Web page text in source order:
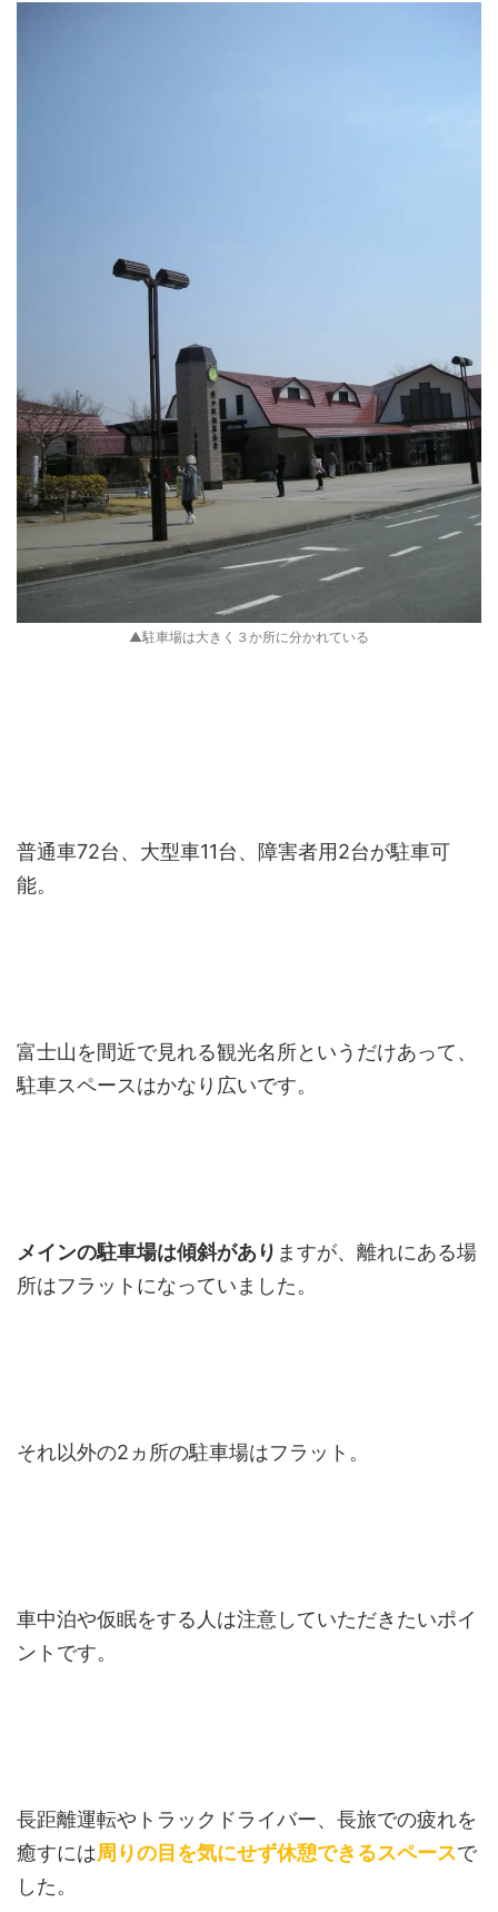
▲駐車場は大きく３か所に分かれている
普通車72台、大型車11台、障害者用2台が駐車可
能。
富士山を間近で見れる観光名所というだけあって、
駐車スペースはかなり広いです。
メインの駐車場は傾斜があり ますが、離れにある場
所はフラットになっていました。
それ以外の2ヵ所の駐車場はフラット。
車中泊や仮眠をする人は注意していただきたいポイ
ントです。
長距離運転やトラックドライバー、長旅での疲れを
癒すには周りの目を気にせず休憩できるスペースで
した。